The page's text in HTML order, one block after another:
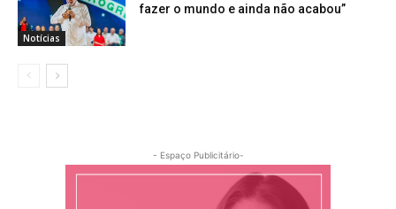
Notícias
fazer o mundo e ainda não acabou”
- Espaço Publicitário-